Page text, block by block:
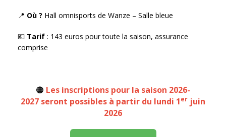
📍 Où ? Hall omnisports de Wanze – Salle bleue
💶 Tarif : 143 euros pour toute la saison, assurance
comprise
🟠 Les inscriptions pour la saison 2026-
2027 seront possibles à partir du lundi 1er juin
2026